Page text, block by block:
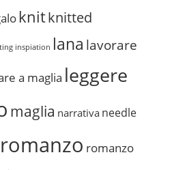
knitknitted
inspiation lana lavorare
a maglia leggere
maglia narrativa needle
romanzo romanzo